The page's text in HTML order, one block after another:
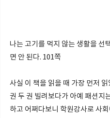
나는 고기를 먹지 않는 생활을 선
면 안 된다. 101쪽
사실 이 책을 읽을 때 가장 먼저
권 두 권 빌려보다가 아예 패션지
하고 어쩌다보니 학원강사로 사